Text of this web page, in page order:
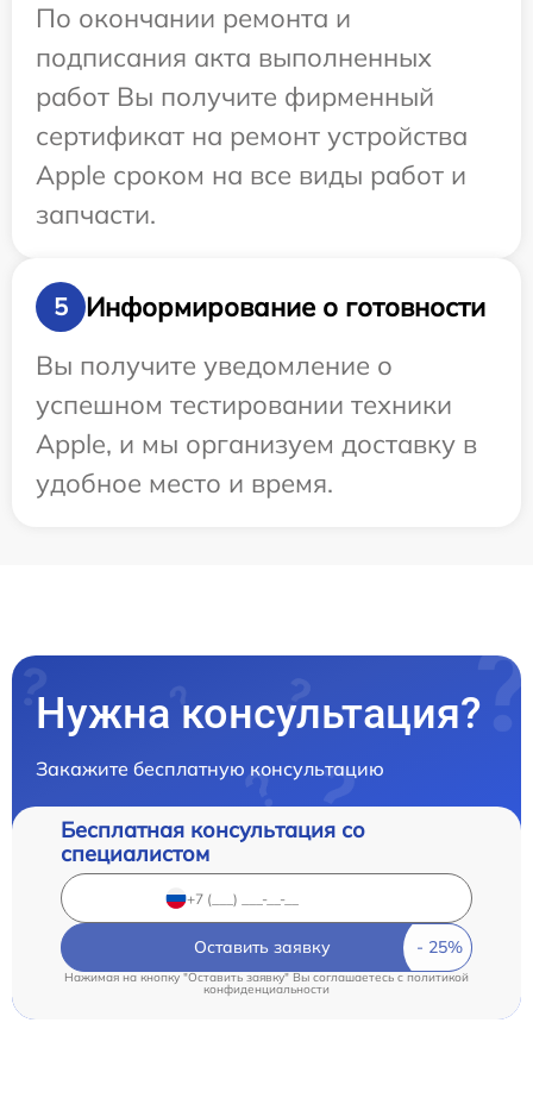
По окончании ремонта и
подписания акта выполненных
работ Вы получите фирменный
сертификат на ремонт устройства
Apple сроком на все виды работ и
запчасти.
5
Информирование о готовности
Вы получите уведомление о
успешном тестировании техники
Apple, и мы организуем доставку в
удобное место и время.
Нужна консультация?
Закажите бесплатную консультацию
Бесплатная консультация со
специалистом
Оставить заявку
Нажимая на кнопку "Оставить заявку" Вы соглашаетесь cполитикой
конфиденциальности